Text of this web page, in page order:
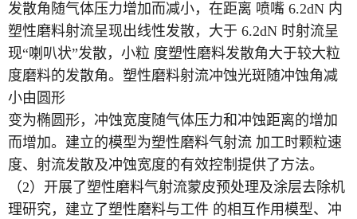
发散角随气体压力增加而减小，在距离 喷嘴 6.2dN 内
塑性磨料射流呈现出线性发散，大于 6.2dN 时射流呈
现“喇叭状”发散，小粒 度塑性磨料发散角大于较大粒
度磨料的发散角。塑性磨料射流冲蚀光斑随冲蚀角减
小由圆形
变为椭圆形，冲蚀宽度随气体压力和冲蚀距离的增加
而增加。建立的模型为塑性磨料气射流 加工时颗粒速
度、射流发散及冲蚀宽度的有效控制提供了方法。
（2）开展了塑性磨料气射流蒙皮预处理及涂层去除机
理研究，建立了塑性磨料与工件 的相互作用模型、冲